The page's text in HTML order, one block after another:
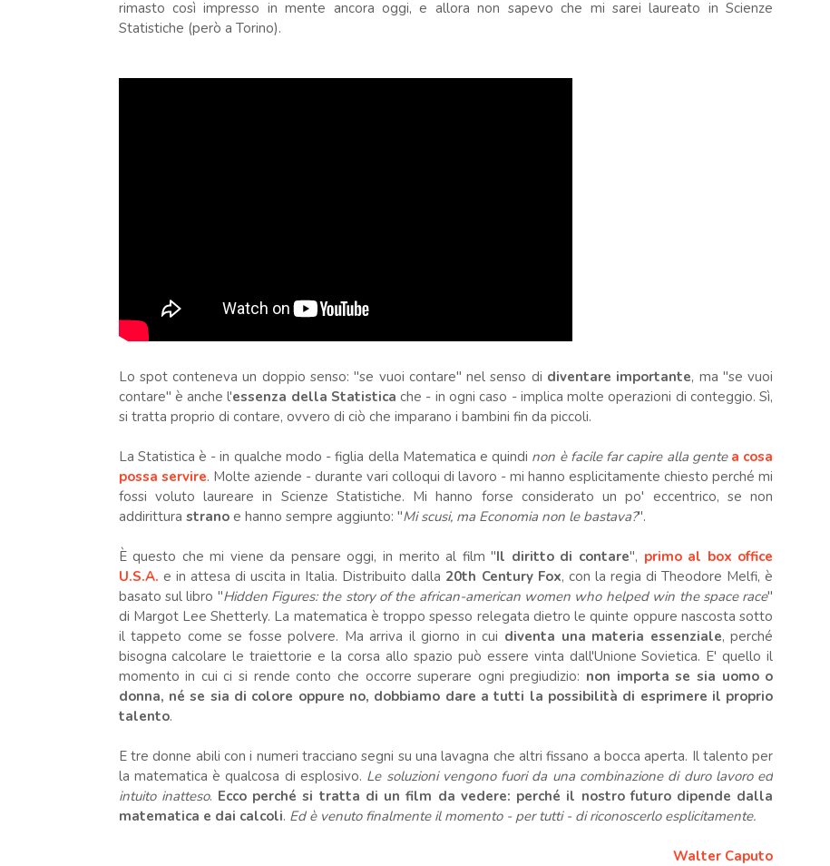
rimasto così impresso in mente ancora oggi, e allora non sapevo che mi sarei laureato in Scienze
Statistiche (però a Torino).
Lo spot conteneva un doppio senso: "se vuoi contare" nel senso di diventare importante, ma "se vuoi
contare" è anche l'essenza della Statistica che - in ogni caso - implica molte operazioni di conteggio. Sì,
si tratta proprio di contare, ovvero di ciò che imparano i bambini fin da piccoli.
La Statistica è - in qualche modo - figlia della Matematica e quindi non è facile far capire alla gente a cosa
possa servire. Molte aziende - durante vari colloqui di lavoro - mi hanno esplicitamente chiesto perché mi
fossi voluto laureare in Scienze Statistiche. Mi hanno forse considerato un po' eccentrico, se non
addirittura stranoe hanno sempre aggiunto: "Mi scusi, ma Economia non le bastava?".
È questo che mi viene da pensare oggi, in merito al film "Il diritto di contare", primo al box office
U.S.A. e in attesa di uscita in Italia. Distribuito dalla 20th Century Fox, con la regia di Theodore Melfi, è
basato sul libro "Hidden Figures: the story of the african-american women who helped win the space race"
di Margot Lee Shetterly. La matematica è troppo spesso relegata dietro le quinte oppure nascosta sotto
il tappeto come se fosse polvere. Ma arriva il giorno in cui diventa una materia essenziale, perché
bisogna calcolare le traiettorie e la corsa allo spazio può essere vinta dall'Unione Sovietica. E' quello il
momento in cui ci si rende conto che occorre superare ogni pregiudizio: non importa se sia uomo o
donna, né se sia di colore oppure no, dobbiamo dare a tutti la possibilità di esprimere il proprio
talento.
E tre donne abili con i numeri tracciano segni su una lavagna che altri fissano a bocca aperta. Il talento per
la matematica è qualcosa di esplosivo. Le soluzioni vengono fuori da una combinazione di duro lavoro ed
intuito inatteso. Ecco perché si tratta di un film da vedere: perché il nostro futuro dipende dalla
matematica e dai calcoli. Ed è venuto finalmente il momento - per tutti - di riconoscerlo esplicitamente.
Walter Caputo